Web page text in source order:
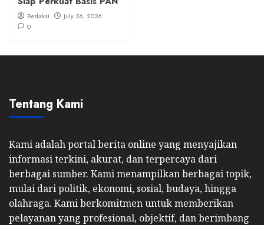
Redaksi
July 26, 2026
0
Tentang Kami
Kami adalah portal berita online yang menyajikan
informasi terkini, akurat, dan terpercaya dari
berbagai sumber. Kami menampilkan berbagai topik,
mulai dari politik, ekonomi, sosial, budaya, hingga
olahraga. Kami berkomitmen untuk memberikan
pelayanan yang profesional, objektif, dan berimbang